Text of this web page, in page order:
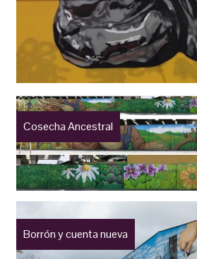
Cosecha Ancestral
Borrón y cuenta nueva